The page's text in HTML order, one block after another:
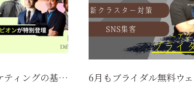
【集客担当者必見！】マーケティングの基本が学べる無料ウェビナー開催！ 6月もブライダル無料ウ